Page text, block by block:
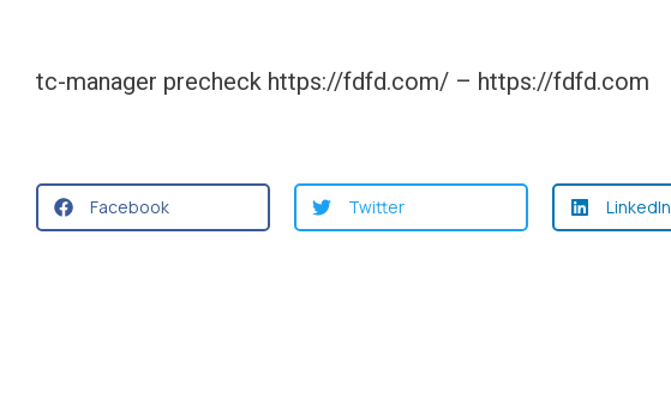
tc-manager precheck https://fdfd.com/ – https://fdfd.com
Facebook Twitter LinkedIn